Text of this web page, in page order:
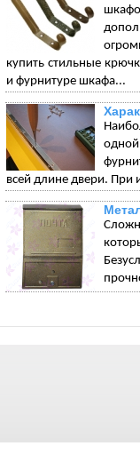
купить стильные
и фурнитуре шкафа...
всей длине двери. При